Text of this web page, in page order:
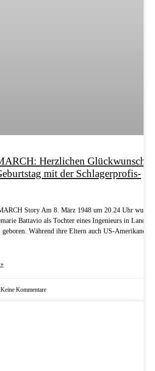
Herzlichen Glückwunsch
mit der Schlagerprofis-
Story Am 8. März 1948 um 20.24 Uhr wurde
Battavio als Tochter eines Ingenieurs in
Während ihre Eltern auch US-Amerikaner
Keine Kommentare